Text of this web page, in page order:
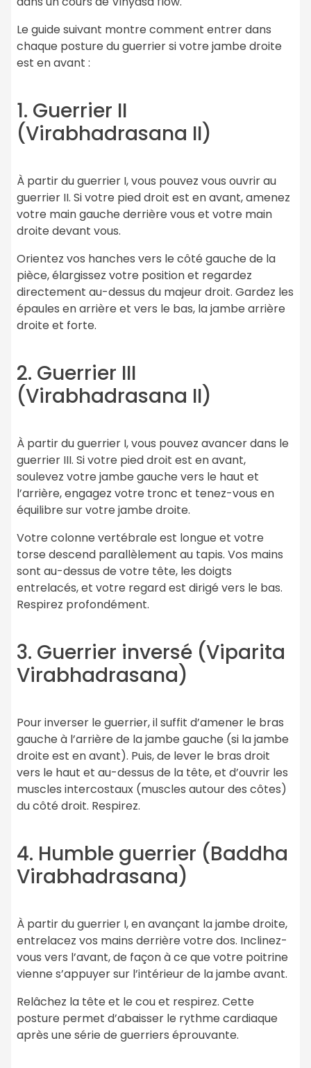
Le guide suivant montre comment entrer dans
chaque posture du guerrier si votre jambe droite
est en avant :
1. Guerrier II
(Virabhadrasana II)
À partir du guerrier I, vous pouvez vous ouvrir au
guerrier II. Si votre pied droit est en avant, amenez
votre main gauche derrière vous et votre main
droite devant vous.
Orientez vos hanches vers le côté gauche de la
pièce, élargissez votre position et regardez
directement au-dessus du majeur droit. Gardez les
épaules en arrière et vers le bas, la jambe arrière
droite et forte.
2. Guerrier III
(Virabhadrasana II)
À partir du guerrier I, vous pouvez avancer dans le
guerrier III. Si votre pied droit est en avant,
soulevez votre jambe gauche vers le haut et
l’arrière, engagez votre tronc et tenez-vous en
équilibre sur votre jambe droite.
Votre colonne vertébrale est longue et votre
torse descend parallèlement au tapis. Vos mains
sont au-dessus de votre tête, les doigts
entrelacés, et votre regard est dirigé vers le bas.
Respirez profondément.
3. Guerrier inversé (Viparita
Virabhadrasana)
Pour inverser le guerrier, il suffit d’amener le bras
gauche à l’arrière de la jambe gauche (si la jambe
droite est en avant). Puis, de lever le bras droit
vers le haut et au-dessus de la tête, et d’ouvrir les
muscles intercostaux (muscles autour des côtes)
du côté droit. Respirez.
4. Humble guerrier (Baddha
Virabhadrasana)
À partir du guerrier I, en avançant la jambe droite,
entrelacez vos mains derrière votre dos. Inclinez-
vous vers l’avant, de façon à ce que votre poitrine
vienne s’appuyer sur l’intérieur de la jambe avant.
Relâchez la tête et le cou et respirez. Cette
posture permet d’abaisser le rythme cardiaque
après une série de guerriers éprouvante.